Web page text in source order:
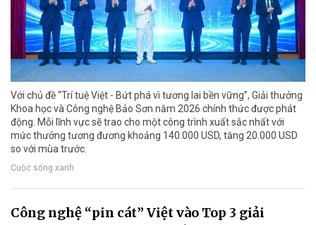
Với chủ đề “Trí tuệ Việt - Bứt phá vì tương lai bền vững”, Giải thưởng
Khoa học và Công nghệ Bảo Sơn năm 2026 chính thức được phát
động. Mỗi lĩnh vực sẽ trao cho một công trình xuất sắc nhất với
mức thưởng tương đương khoảng 140.000 USD, tăng 20.000 USD
so với mùa trước.
Cuộc sống xanh
Công nghệ “pin cát” Việt vào Top 3 giải